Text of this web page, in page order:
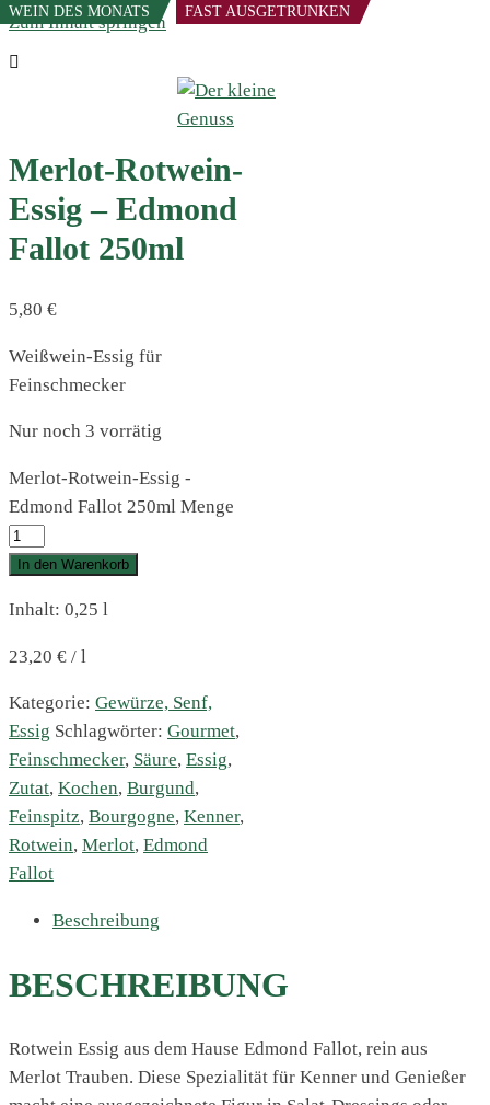
Zum Inhalt springen
Merlot-Rotwein-
Essig – Edmond
Fallot 250ml
5,80 €
Weißwein-Essig für
Feinschmecker
Nur noch 3 vorrätig
Merlot-Rotwein-Essig -
Edmond Fallot 250ml Menge
In den Warenkorb
Inhalt: 0,25 l
23,20 € / l
Kategorie: Gewürze, Senf,
Essig Schlagwörter: Gourmet,
Feinschmecker, Säure, Essig,
Zutat, Kochen, Burgund,
Feinspitz, Bourgogne, Kenner,
Rotwein, Merlot, Edmond
Fallot
Beschreibung
BESCHREIBUNG
Rotwein Essig aus dem Hause Edmond Fallot, rein aus
Merlot Trauben. Diese Spezialität für Kenner und Genießer
WEIN DES MONATS FAST AUSGETRUNKEN